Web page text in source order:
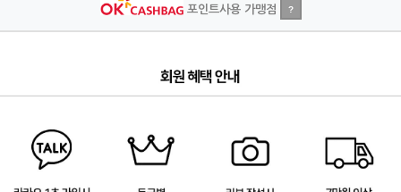
포인트사용 가맹점 ?